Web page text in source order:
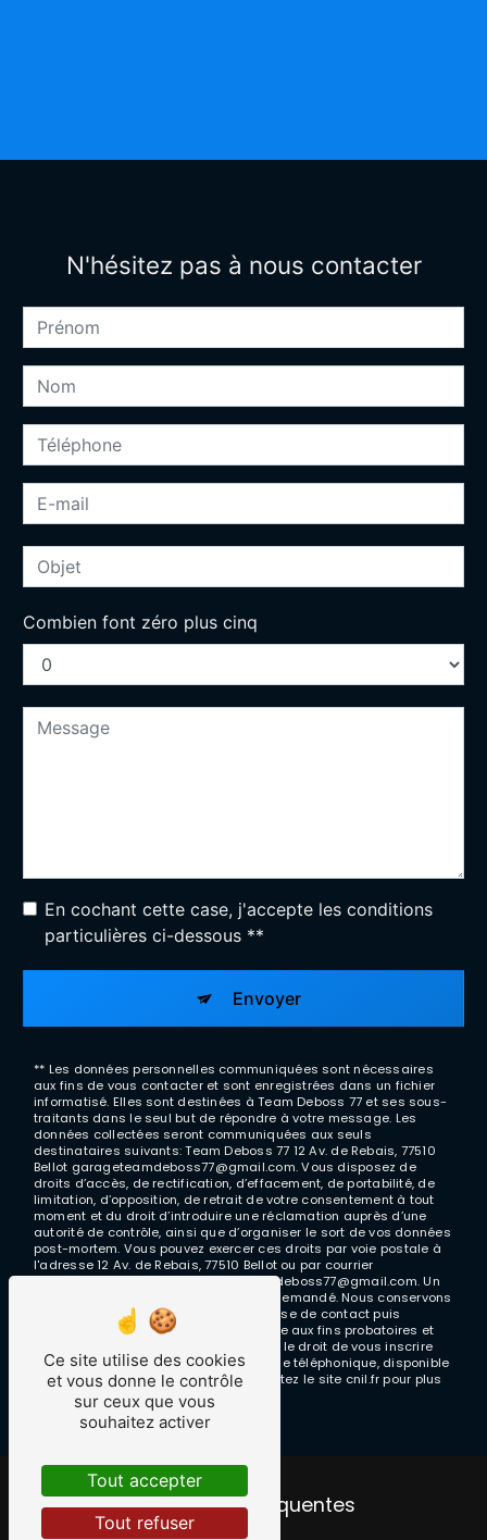
N'hésitez pas à nous contacter
Combien font zéro plus cinq
En cochant cette case, j'accepte les conditions
particulières ci-dessous **
Envoyer
** Les données personnelles communiquées sont nécessaires
aux fins de vous contacter et sont enregistrées dans un fichier
informatisé. Elles sont destinées à Team Deboss 77 et ses sous-
traitants dans le seul but de répondre à votre message. Les
données collectées seront communiquées aux seuls
destinataires suivants: Team Deboss 77 12 Av. de Rebais, 77510
Bellot garageteamdeboss77@gmail.com. Vous disposez de
droits d’accès, de rectification, d’effacement, de portabilité, de
limitation, d’opposition, de retrait de votre consentement à tout
moment et du droit d’introduire une réclamation auprès d’une
autorité de contrôle, ainsi que d’organiser le sort de vos données
post-mortem. Vous pouvez exercer ces droits par voie postale à
l'adresse 12 Av. de Rebais, 77510 Bellot ou par courrier
électronique à l'adresse garageteamdeboss77@gmail.com. Un
justificatif d'identité pourra vous être demandé. Nous conservons
vos données pendant la période de prise de contact puis
pendant la durée de prescription légale aux fins probatoires et
de gestion des contentieux. Vous avez le droit de vous inscrire
sur la liste d'opposition au démarchage téléphonique, disponible
à cette adresse:Bloctel.gouv.fr. Consultez le site cnil.fr pour plus
d’informations sur vos droits.
Recherches fréquentes
Ce site utilise des cookies
et vous donne le contrôle
sur ceux que vous
souhaitez activer
Tout accepter
Tout refuser